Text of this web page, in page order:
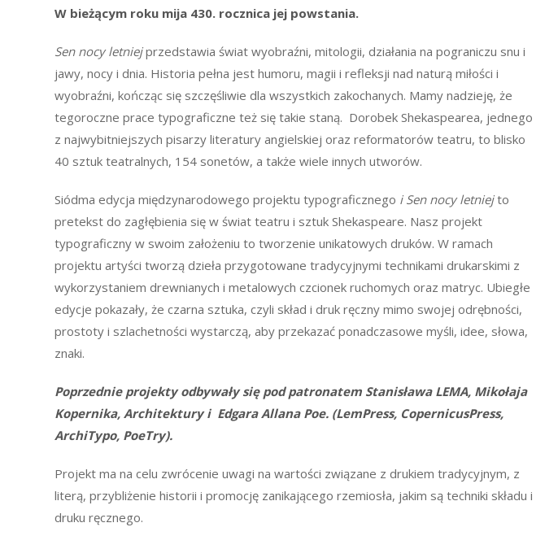
W bieżącym roku mija 430. rocznica jej powstania.
Sen nocy letniejprzedstawia świat wyobraźni, mitologii, działania na pograniczu snu i
jawy, nocy i dnia. Historia pełna jest humoru, magii i refleksji nad naturą miłości i
wyobraźni, kończąc się szczęśliwie dla wszystkich zakochanych. Mamy nadzieję, że
tegoroczne prace typograficzne też się takie staną. Dorobek Shekaspearea, jednego
z najwybitniejszych pisarzy literatury angielskiej oraz reformatorów teatru, to blisko
40 sztuk teatralnych, 154 sonetów, a także wiele innych utworów.
Siódma edycja międzynarodowego projektu typograficznego i Sen nocy letniejto
pretekst do zagłębienia się w świat teatru i sztuk Shekaspeare. Nasz projekt
typograficzny w swoim założeniu to tworzenie unikatowych druków. W ramach
projektu artyści tworzą dzieła przygotowane tradycyjnymi technikami drukarskimi z
wykorzystaniem drewnianych i metalowych czcionek ruchomych oraz matryc. Ubiegłe
edycje pokazały, że czarna sztuka, czyli skład i druk ręczny mimo swojej odrębności,
prostoty i szlachetności wystarczą, aby przekazać ponadczasowe myśli, idee, słowa,
znaki.
Poprzednie projekty odbywały się pod patronatem Stanisława LEMA, Mikołaja
Kopernika, Architektury i Edgara Allana Poe. (LemPress, CopernicusPress,
ArchiTypo, PoeTry).
Projekt ma na celu zwrócenie uwagi na wartości związane z drukiem tradycyjnym, z
literą, przybliżenie historii i promocję zanikającego rzemiosła, jakim są techniki składu i
druku ręcznego.